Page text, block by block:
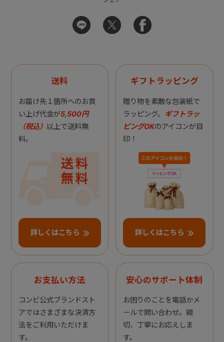
送料
お届け先１箇所へのお買
い上げ代金が5,500円
（税込） 以上で送料無
料。
詳しくはこちら
ギフトラッピング
贈り物を素敵な包装紙で
ラッピング。 ギフトラッ
ピングOKのアイコンが目
印！
詳しくはこちら
お支払い方法
コンビ公式ブランドスト
アではさまざまな決済方
法をご利用いただけま
す。
安心のサポート体制
お困りのことを電話かメ
ールで問い合わせ。親
切、丁寧にお応えしま
す。